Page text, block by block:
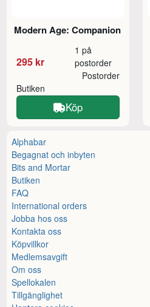
Modern Age: Companion
295 kr
1 på
postorder
Butiken
Postorder
Köp
Alphabar
Begagnat och inbyten
Bits and Mortar
Butiken
FAQ
International orders
Jobba hos oss
Kontakta oss
Köpvillkor
Medlemsavgift
Om oss
Spellokalen
Tillgänglighet